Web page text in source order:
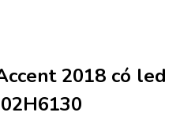
2018 có led